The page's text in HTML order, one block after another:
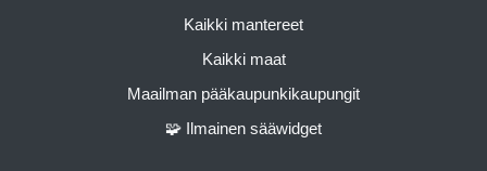
Kaikki mantereet
Kaikki maat
Maailman pääkaupunkikaupungit
🧩 Ilmainen sääwidget